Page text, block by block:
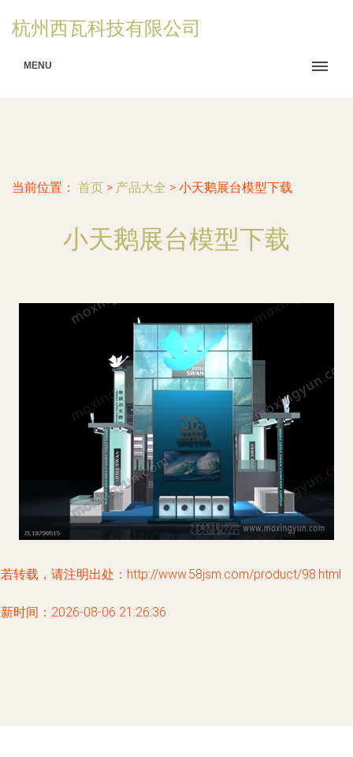
杭州西瓦科技有限公司
MENU
当前位置： 首页 > 产品大全 > 小天鹅展台模型下载
小天鹅展台模型下载
转载，请注明出处：http://www.58jsm.com/product/98.html
时间：2026-08-06 21:26:36